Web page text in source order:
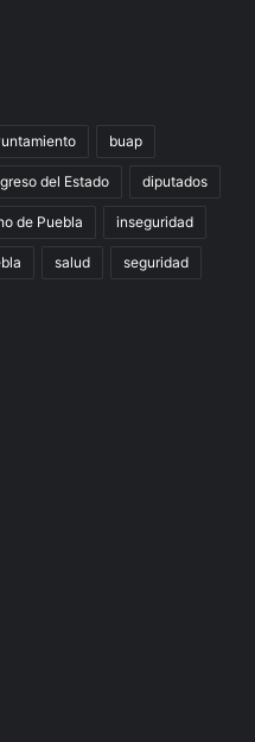
buap
del Estado diputados
de Puebla inseguridad
salud seguridad